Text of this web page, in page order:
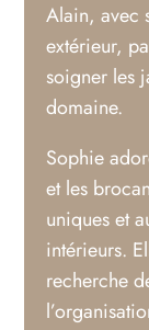
Alain, avec
extérieur,
soigner les
domaine.
Sophie
et les
uniques et
intérieurs.
recherche